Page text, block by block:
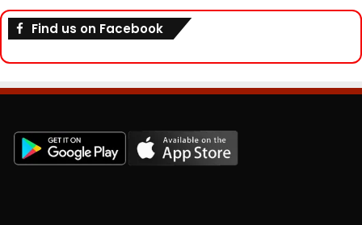
Find us on Facebook